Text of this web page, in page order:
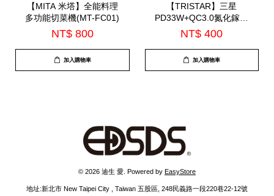
【MITA 米塔】全能料理
多功能切菜機(MT-FC01)
NT$ 800
加入購物車
【TRISTAR】三星
PD33W+QC3.0氮化鎵快
速充電器(TS-USB161)
NT$ 400
加入購物車
© 2026 迪生 愛. Powered by EasyStore
地址:新北市 New Taipei City , Taiwan 五股區, 248民義路一段220巷22-12號